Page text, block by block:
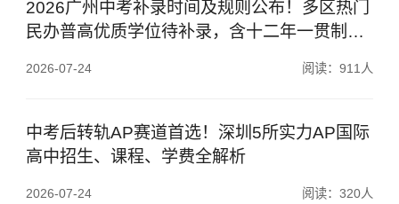
2026广州中考补录时间及规则公布！多区热门
民办普高优质学位待补录，含十二年一贯制及
2026-07-24 阅读：911人
中考后转轨AP赛道首选！深圳5所实力AP国际
高中招生、课程、学费全解析
2026-07-24 阅读：320人